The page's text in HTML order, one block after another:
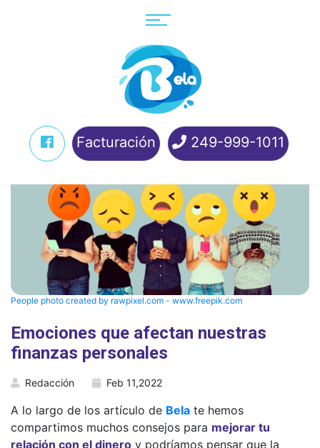
Facturación 249-999-1011
People photo created by rawpixel.com - www.freepik.com
Emociones que afectan nuestras
finanzas personales
Redacción Feb 11,2022
A lo largo de los artículo de Bela te hemos
compartimos muchos consejos para mejorar tu
relación con el dinero y podríamos pensar que la